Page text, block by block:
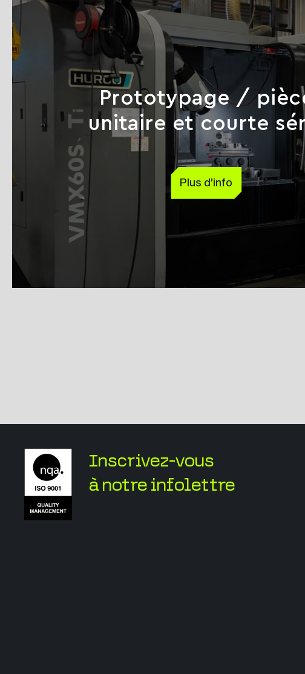
Prototypage /
unitaire et courte
Plus d'info
Inscrivez-vous
à notre infolettre